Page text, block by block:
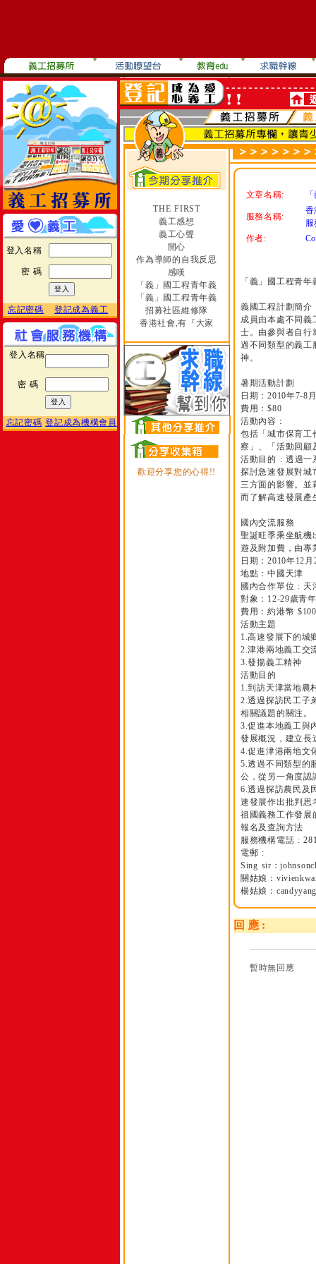
登入名稱
密 碼
忘記密碼 登記成為義工
登入名稱
密 碼
忘記密碼 登記成為機構會員
THE FIRST
義工感想
義工心聲
開心
作為導師的自我反思
感嘆
「義」國工程青年義
「義」國工程青年義
招募社區維修隊
香港社會,有『大家
歡迎分享您的心得!!
文章名稱:
服務名稱:
香
作者:
「義」國工程青
義國工程計劃簡介
成員由本處不同義
士。由參與者自行
過不同類型的義工
神。
暑期活動計劃
日期：2010年7-8
費用：$80
活動內容：
包括「城市保育工
察」、「活動回顧
活動目的 : 透過一
探討急速發展對
三方面的影響。並
而了解高速發展產
國內交流服務
聖誕旺季乘坐航機
遊及附加費，由專
日期：2010年12
地點：中國天津
國內合作單位 : 天
對象：12-29歲青年
費用：約港幣
活動主題
1.高速發展下的城
2.津港兩地義工交
3.發揚義工精神
活動目的
1.到訪天津當地農
2.透過探訪民工子
相關議題的關注。
3.促進本地義工與
發展概況，建立長
4.促進津港兩地文
5.透過不同類型的
公，從另一角度認
6.透過探訪農民及
速發展作出批判思
祖國義務工作發展
報名及查詢方法
服務機構電話 :
電郵 :
Sing sir：
關姑娘：
楊姑娘：
回 應 :